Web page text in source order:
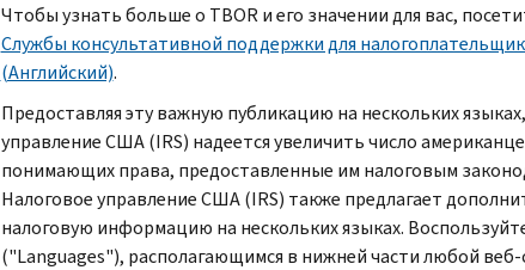
Чтобы узнать больше о TBORи его значении для вас,
Службы консультативной поддержки для
(Английский).
Предоставляя эту важную публикацию на нескольких
управление США (IRS) надеется увеличить число
понимающих права, предоставленные им налоговым
Налоговое управление США (IRS) также предлагает
налоговую информацию на нескольких языках.
("Languages"), располагающимся в нижней части любой